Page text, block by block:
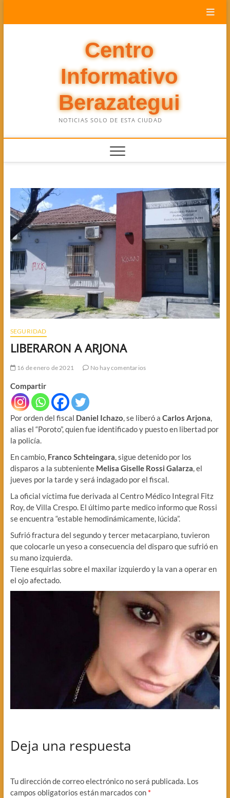
Centro
Informativo
Berazategui
NOTICIAS SOLO DE ESTA CIUDAD
SEGURIDAD
LIBERARON A ARJONA
16 de enero de 2021 No hay comentarios
Compartir
Por orden del fiscal Daniel Ichazo, se liberó a Carlos Arjona,
alias el “Poroto”, quien fue identificado y puesto en libertad por
la policía.
En cambio, Franco Schteingara, sigue detenido por los
disparos a la subteniente Melisa Giselle Rossi Galarza, el
jueves por la tarde y será indagado por el fiscal.
La oficial víctima fue derivada al Centro Médico Integral Fitz
Roy, de Villa Crespo. El último parte medico informo que Rossi
se encuentra “estable hemodinámicamente, lúcida”.
Sufrió fractura del segundo y tercer metacarpiano, tuvieron
que colocarle un yeso a consecuencia del disparo que sufrió en
su mano izquierda.
Tiene esquirlas sobre el maxilar izquierdo y la van a operar en
el ojo afectado.
Deja una respuesta
Tu dirección de correo electrónico no será publicada. Los
campos obligatorios están marcados con *